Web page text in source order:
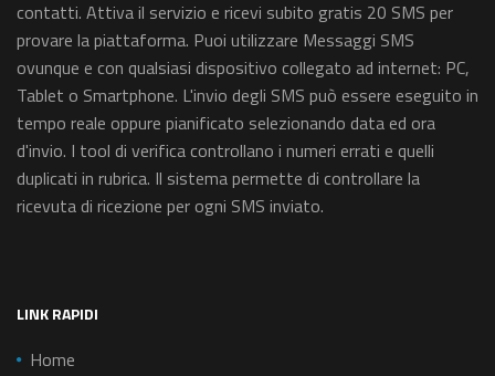
contatti. Attiva il servizio e ricevi subito gratis 20 SMS per
provare la piattaforma. Puoi utilizzare Messaggi SMS
ovunque e con qualsiasi dispositivo collegato ad internet: PC,
Tablet o Smartphone. L'invio degli SMS può essere eseguito in
tempo reale oppure pianificato selezionando data ed ora
d'invio. I tool di verifica controllano i numeri errati e quelli
duplicati in rubrica. Il sistema permette di controllare la
ricevuta di ricezione per ogni SMS inviato.
LINK RAPIDI
Home